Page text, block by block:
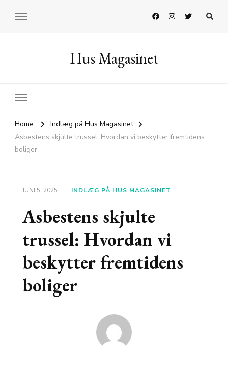
Hus Magasinet
Home
Indlæg på Hus Magasinet
Asbestens skjulte trussel: Hvordan vi beskytter fremtidens
boliger
JUNI 5, 2025 INDLÆG PÅ HUS MAGASINET
Asbestens skjulte
trussel: Hvordan vi
beskytter fremtidens
boliger